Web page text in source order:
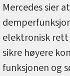
Mercedes sier
elektronisk
sikre høyere
funksjonen og